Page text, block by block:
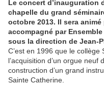
Le concert d’inauguration
chapelle du grand
octobre 2013. Il sera
accompagné par
sous la direction de Jean-
C’est en 1996 que le
l’acquisition d’un orgue
construction d’un grand
Sainte Catherine.